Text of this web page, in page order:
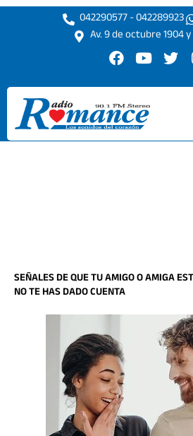
Ir
042290577 - 042289923
Av. 9 de octubre 1904
F
c
e
b
o
o
Y
u
t
u
b
e
T
i
r
SEÑALES DE QUE TU AMIGO O AMIGA
NO TE HAS DADO CUENTA